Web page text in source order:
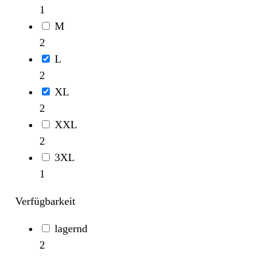
1
M
2
L
2
XL
2
XXL
2
3XL
1
Verfügbarkeit
lagernd
2